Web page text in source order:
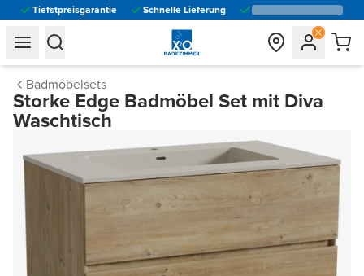
Tiefstpreisgarantie Schnelle Lieferung
general.navigation.toggle_menu.label
general.navigation.toggle_menu.label
Badmöbelsets
Storke Edge Badmöbel Set mit Diva
Waschtisch